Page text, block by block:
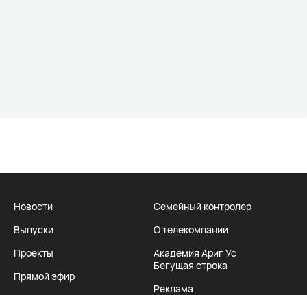
Новости
Выпуски
Проекты
Прямой эфир
Семейный контролер
О телекомпании
Академия Ариг Ус
Бегущая строка
Реклама